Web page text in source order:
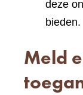
deze
bieden.
Meld